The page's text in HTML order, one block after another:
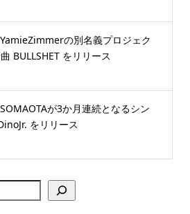
の別名義プロジェク
BULLSHET をリリース
が3か月連続となるシン
をリリース